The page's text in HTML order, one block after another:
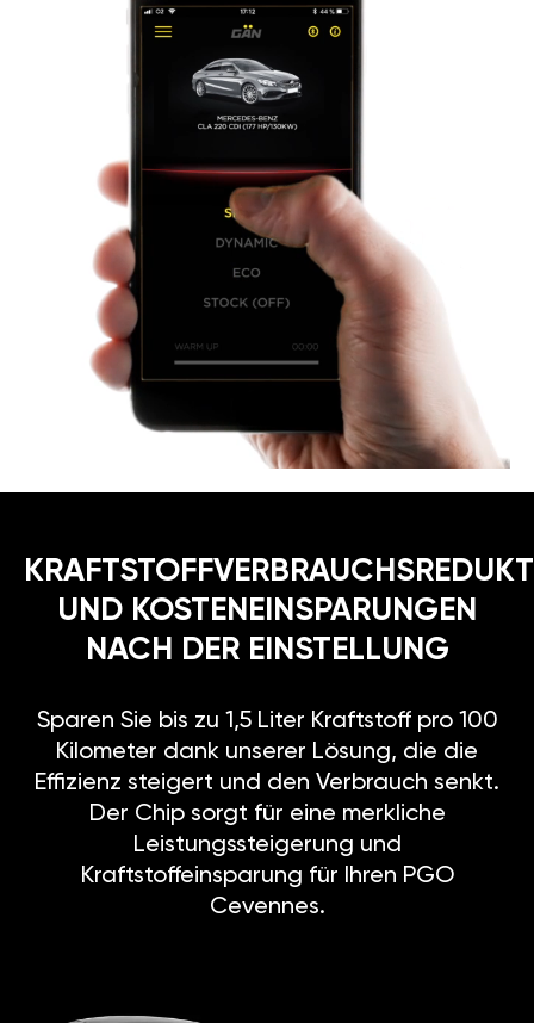
UND KOSTENEINSPARUNGEN
NACH DER EINSTELLUNG
Sparen Sie bis zu 1,5 Liter Kraftstoff pro 100
Kilometer dank unserer Lösung, die die
Effizienz steigert und den Verbrauch senkt.
Der Chip sorgt für eine merkliche
Leistungssteigerung und
Kraftstoffeinsparung für Ihren PGO
Cevennes.